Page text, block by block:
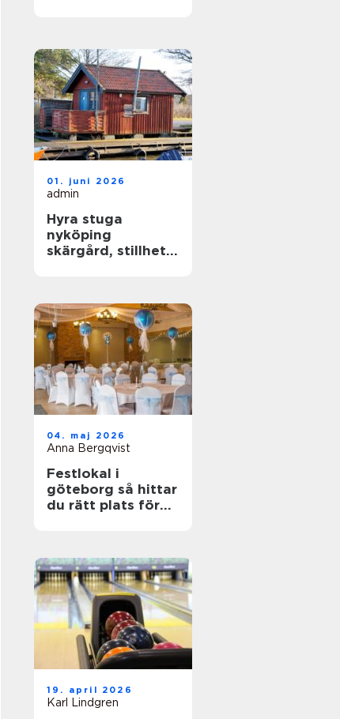
01. juni 2026
admin
Hyra stuga
nyköping
skärgård, stillhet
04. maj 2026
Anna Bergqvist
Festlokal i
göteborg så hittar
du rätt plats för
19. april 2026
Karl Lindgren